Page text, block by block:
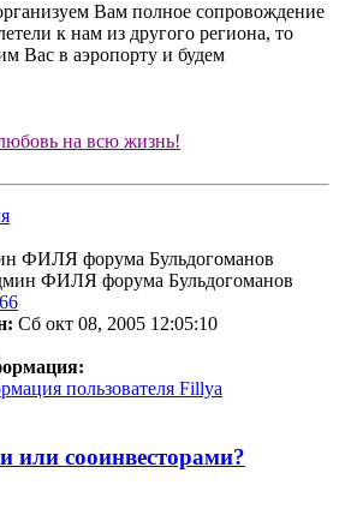
Вам полное сопровождение
к нам из другого региона, то
Вас в аэропорту и будем
на всю жизнь!
форума Бульдогоманов
Сб окт 08, 2005 12:05:10
пользователя Fillya
или сооинвесторами?